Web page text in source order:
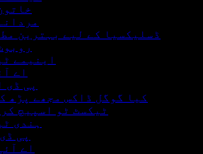
ڈسلیکسیا کے لیے بہترین
اینیمے
اے
پی ڈی
کیا گوگل ڈاکس مجھے پڑھ
ٹیکسٹ ٹو اسپیچ
ہندی
پی
اے